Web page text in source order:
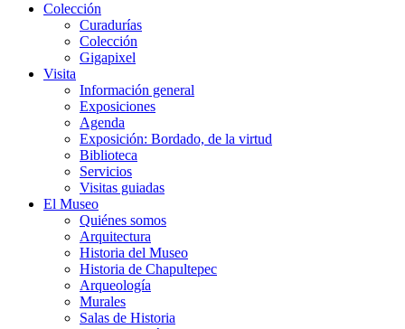
Colección
Curadurías
Colección
Gigapixel
Visita
Información general
Exposiciones
Agenda
Exposición: Bordado, de la virtud
Biblioteca
Servicios
Visitas guiadas
El Museo
Quiénes somos
Arquitectura
Historia del Museo
Historia de Chapultepec
Arqueología
Murales
Salas de Historia